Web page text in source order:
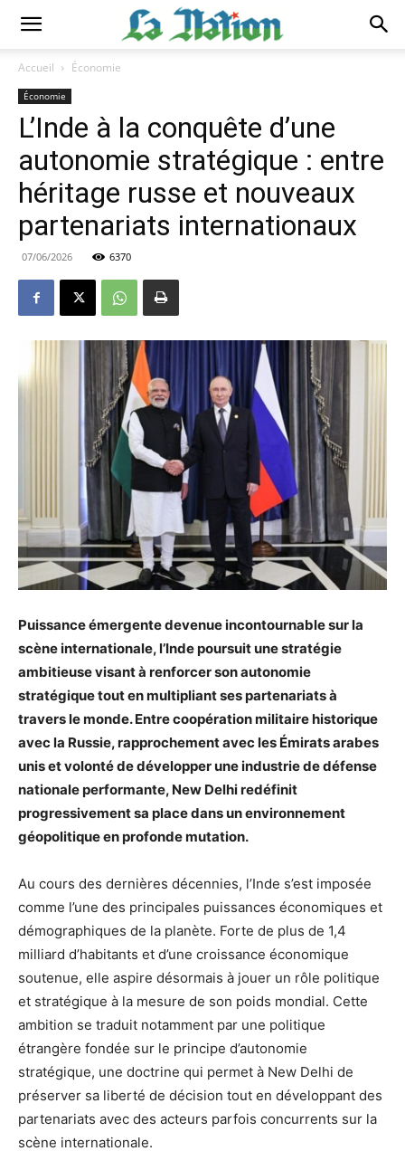
Accueil Économie
Économie
L’Inde à la conquête d’une
autonomie stratégique : entre
héritage russe et nouveaux
partenariats internationaux
07/06/2026 6370
Puissance émergente devenue incontournable sur la
scène internationale, l’Inde poursuit une stratégie
ambitieuse visant à renforcer son autonomie
stratégique tout en multipliant ses partenariats à
travers le monde. Entre coopération militaire historique
avec la Russie, rapprochement avec les Émirats arabes
unis et volonté de développer une industrie de défense
nationale performante, New Delhi redéfinit
progressivement sa place dans un environnement
géopolitique en profonde mutation.
Au cours des dernières décennies, l’Inde s’est imposée
comme l’une des principales puissances économiques et
démographiques de la planète. Forte de plus de 1,4
milliard d’habitants et d’une croissance économique
soutenue, elle aspire désormais à jouer un rôle politique
et stratégique à la mesure de son poids mondial. Cette
ambition se traduit notamment par une politique
étrangère fondée sur le principe d’autonomie
stratégique, une doctrine qui permet à New Delhi de
préserver sa liberté de décision tout en développant des
partenariats avec des acteurs parfois concurrents sur la
scène internationale.